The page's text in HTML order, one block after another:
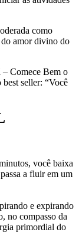
como
do amor divino do
– Comece Bem o
seller: “Você
você baixa
a fluir em um
e expirando
no compasso da
primordial do